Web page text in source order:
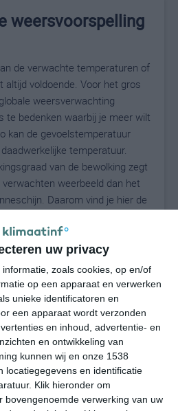
uw privacy
informatie, zoals cookies, op en/of
op een apparaat en verwerken
unieke identificatoren en
een apparaat wordt verzonden
en inhoud, advertentie- en
en ontwikkeling van
kunnen wij en onze 1538
locatiegegevens en identificatie
Klik hieronder om
bovengenoemde verwerking van uw
weersvoorspelling
de verwachte temperaturen of
altijd voldoende. Voor het gros
weersverwachting
te bedenken waarbij je meer wilt
kan de gevoelstemperatuur
temperatuur.
van de bewolking zegt
weerbeeld dan het
Daarom vind je hier de
za
38° 22°
zo
36° 22° 35°